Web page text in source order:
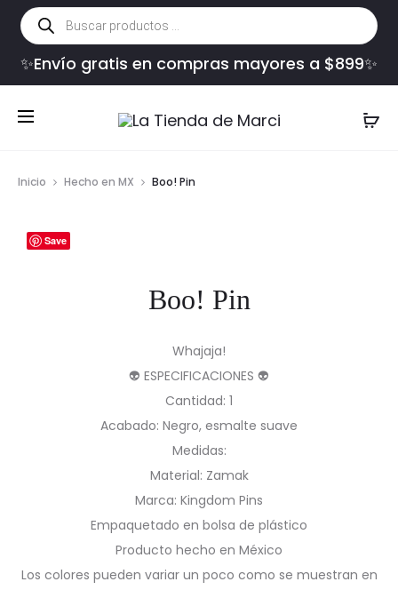
Búsqueda
de
productos
✨Envío gratis en compras mayores a $899✨
Inicio Hecho en MX Boo! Pin
Save
Boo! Pin
Whajaja!
👽 ESPECIFICACIONES 👽
Cantidad: 1
Acabado: Negro, esmalte suave
Medidas:
Material: Zamak
Marca: Kingdom Pins
Empaquetado en bolsa de plástico
Producto hecho en México
Los colores pueden variar un poco como se muestran en